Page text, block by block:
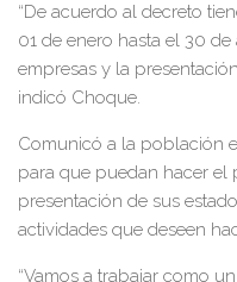
“De acuerdo al decreto
01 de enero hasta el 30
empresas y la
indicó Choque.
Comunicó a la población
para que puedan hacer el
presentación de sus
actividades que deseen
“Vamos a trabajar como